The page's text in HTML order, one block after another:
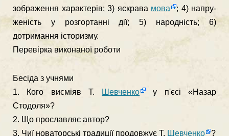
зображення характерів; 3) яскрава мова
; 4) напру­
женість у розгортанні дії; 5) народність; 6)
дотримання історизму.
Перевірка виконаної роботи
Бесіда з учнями
1. Кого висміяв Т.
Шевченко
у п'єсі «Назар
Стодоля»?
2. Що прославляє автор?
3. Чиї новаторські традиції продовжує Т. Шевченко
?